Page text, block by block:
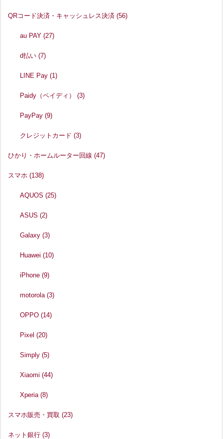
QRコード決済・キャッシュレス決済 (56)
au PAY(27)
d払い(7)
LINE Pay(1)
Paidy（ペイディ）(3)
PayPay(9)
クレジットカード(3)
ひかり・ホームルーター回線 (47)
スマホ (138)
AQUOS(25)
ASUS(2)
Galaxy(3)
Huawei(10)
iPhone(9)
motorola(3)
OPPO(14)
Pixel(20)
Simply(5)
Xiaomi(44)
Xperia(8)
スマホ販売・買取 (23)
ネット銀行 (3)